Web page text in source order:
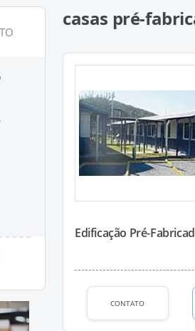
casas pré-
Edificação Pré-
CONTATO